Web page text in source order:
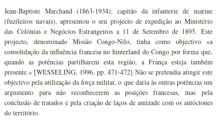
Jean-Baptiste Marchand (1863-1934), capitão da infanterie de marine
(fuzileiros navais), apresentou o seu projecto de expedição ao Ministério
das Colónias e Negócios Estrangeiros a 11 de Setembro de 1895. Este
projecto, denominado Missão Congo-Nilo, tinha como objectivo «a
consolidação da influência francesa no hinterland do Congo por forma que,
quando as potências partilharem esta região, a França esteja também
presente.» [WESSELING, 1996, pp. 471-472] Não se pretendia atingir este
objectivo pela utilização da força militar, o que daria às outras potências um
argumento para não reconhecerem as posições francesas, mas pela
conclusão de tratados e pela criação de laços de amizade com os autóctones
do território.